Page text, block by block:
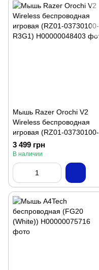
Мышь Razer Orochi V2
Wireless беспроводная
игровая (RZ01-03730100-
R3G1)
3 499 грн
В наличии